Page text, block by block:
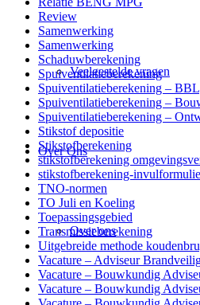
Veelgestelde vragen
Over Ons
Over ons
Review
Samenwerking
Samenwerking
Schaduwberekening
Spuiventilatieberekening
Spuiventilatieberekening –
Spuiventilatieberekening –
Spuiventilatieberekening –
Stikstof depositie
Stikstofberekening
stikstofberekening
stikstofberekening-
TNO-normen
TO Juli en Koeling
Toepassingsgebied
Transmissieberekening
Uitgebreide methode
Vacature – Adviseur
Vacature – Bouwkundig
Vacature – Bouwkundig